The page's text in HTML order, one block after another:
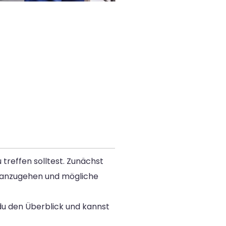
treffen solltest. Zunächst
und mögliche
den Überblick und kannst